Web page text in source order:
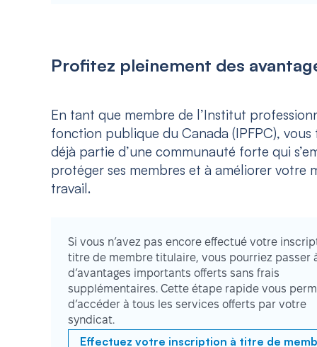
Profitez pleinement des
En tant que membre de l’Institut
fonction publique du Canada (IPFPC), vous
déjà partie d’une communauté forte qui
protéger ses membres et à améliorer votre
travail.
Si vous n’avez pas encore effectué votre
titre de membre titulaire, vous pourriez passer
d’avantages importants offerts sans frais
supplémentaires. Cette étape rapide vous
d’accéder à tous les services offerts par votre
syndicat.
Effectuez votre inscription à titre de